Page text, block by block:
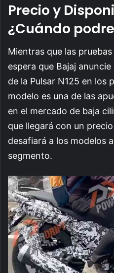
Precio y
¿Cuándo
Mientras que las
espera que Bajaj
de la Pulsar N125 en los
modelo es una de las
en el mercado de baja
que llegará con un
desafiará a los modelos
segmento.